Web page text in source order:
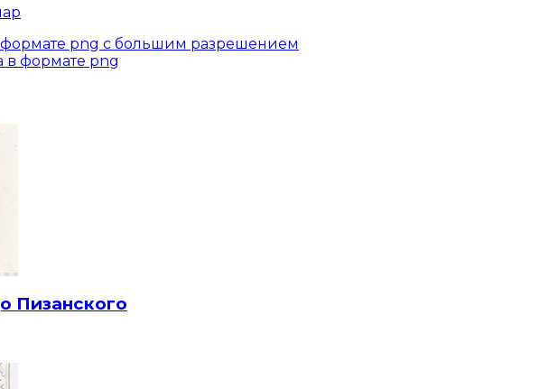
png с большим разрешением
формате png
Пизанского